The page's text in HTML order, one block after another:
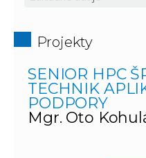
Projekty
SENIOR HPC
TECHNIK
PODPORY
Mgr. Oto